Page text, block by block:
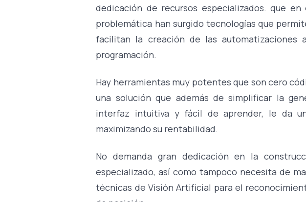
dedicación de recursos especializados. que
problemática han surgido tecnologías que
facilitan la creación de las
programación.
Hay herramientas muy potentes que son cero
una solución que además de simplificar la
interfaz intuitiva y fácil de aprender, le da
maximizando su rentabilidad.
No demanda gran dedicación en la
especializado, así como tampoco necesita de
técnicas de Visión Artificial para el